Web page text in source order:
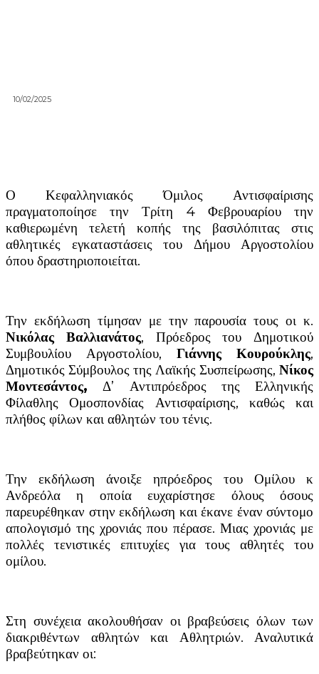
10/02/2025
Ο Κεφαλληνιακός Όμιλος Αντισφαίρισης
πραγματοποίησε την Τρίτη 4 Φεβρουαρίου την
καθιερωμένη τελετή κοπής της βασιλόπιτας στις
αθλητικές εγκαταστάσεις του Δήμου Αργοστολίου
όπου δραστηριοποιείται.
Την εκδήλωση τίμησαν με την παρουσία τους οι κ.
Νικόλας Βαλλιανάτος, Πρόεδρος του Δημοτικού
Συμβουλίου Αργοστολίου, Γιάννης Κουρούκλης,
Δημοτικός Σύμβουλος της Λαϊκής Συσπείρωσης, Νίκος
Μοντεσάντος, Δ’ Αντιπρόεδρος της Ελληνικής
Φίλαθλης Ομοσπονδίας Αντισφαίρισης, καθώς και
πλήθος φίλων και αθλητών του τένις.
Την εκδήλωση άνοιξε ηπρόεδρος του Ομίλου κ
Ανδρεόλα η οποία ευχαρίστησε όλους όσους
παρευρέθηκαν στην εκδήλωση και έκανε έναν σύντομο
απολογισμό της χρονιάς που πέρασε. Μιας χρονιάς με
πολλές τενιστικές επιτυχίες για τους αθλητές του
ομίλου.
Στη συνέχεια ακολουθήσαν οι βραβεύσεις όλων των
διακριθέντων αθλητών και Αθλητριών. Αναλυτικά
βραβεύτηκαν οι: